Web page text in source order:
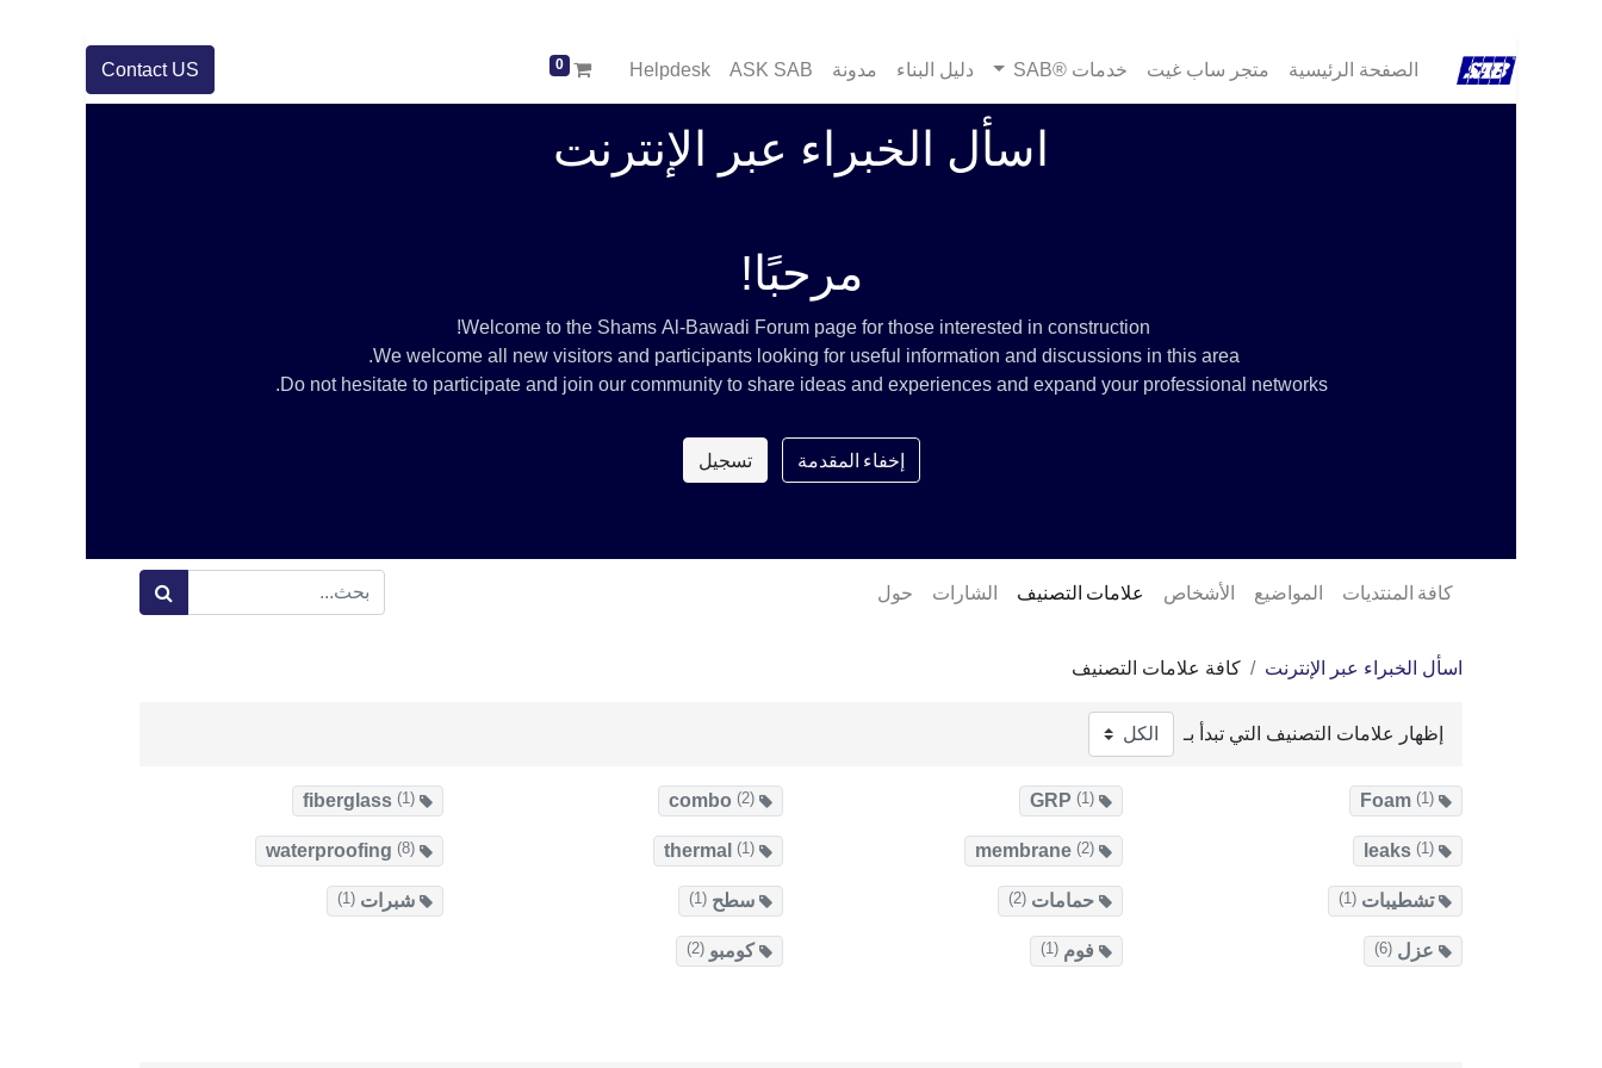
الصفحة الرئيسية متجر ساب غيت خدمات ®SAB دليل البناء مدونة ASK SAB
Helpdesk
0
Contact US
اسأل الخبراء عبر الإنترنت
مرحبًا!
Welcome to the Shams Al-Bawadi Forum page for those interested in construction!
We welcome all new visitors and participants looking for useful information and discussions in this area.
Do not hesitate to participate and join our community to share ideas and experiences and expand your professional networks.
إخفاء المقدمة تسجيل
كافة المنتديات المواضيع الأشخاص علامات التصنيف الشارات حول
اسأل الخبراء عبر الإنترنت كافة علامات التصنيف
إظهار علامات التصنيف التي تبدأ بـ
(1)
(1)
(2)
(1)
(1)
(2)
(1)
(8)
تشطيبات (1) حمامات (2) سطح (1) شبرات (1)
عزل (6) فوم (1) كومبو (2)